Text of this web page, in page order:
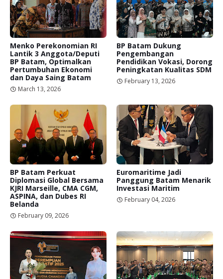
Menko Perekonomian RI
Lantik 3 Anggota/Deputi
BP Batam, Optimalkan
Pertumbuhan Ekonomi
dan Daya Saing Batam
March 13, 2026
BP Batam Dukung
Pengembangan
Pendidikan Vokasi, Dorong
Peningkatan Kualitas SDM
February 13, 2026
BP Batam Perkuat
Diplomasi Global Bersama
KJRI Marseille, CMA CGM,
ASPINA, dan Dubes RI
Belanda
February 09, 2026
Euromaritime Jadi
Panggung Batam Menarik
Investasi Maritim
February 04, 2026